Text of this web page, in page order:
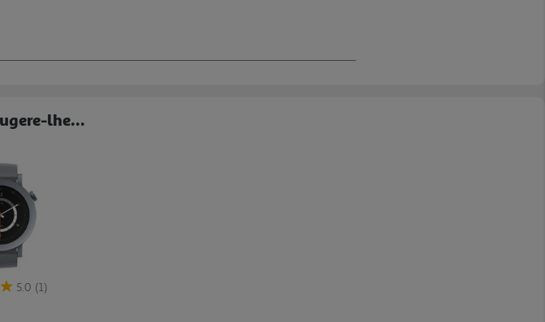
lhe...
5.0 (1)